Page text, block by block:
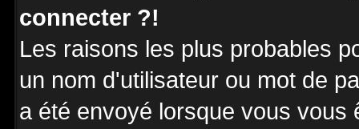
connecter ?!
Les raisons les plus probables
un nom d'utilisateur ou mot de
a été envoyé lorsque vous